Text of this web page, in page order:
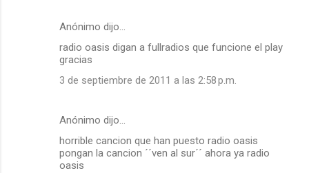
Anónimo dijo…
radio oasis digan a fullradios que funcione el play
gracias
3 de septiembre de 2011 a las 2:58 p.m.
Anónimo dijo…
horrible cancion que han puesto radio oasis
pongan la cancion ´´ven al sur´´ ahora ya radio
oasis